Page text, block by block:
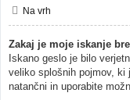
Na vrh
Zakaj je moje iskanje
Iskano geslo je bilo
veliko splošnih pojmov, ki
natančni in uporabite